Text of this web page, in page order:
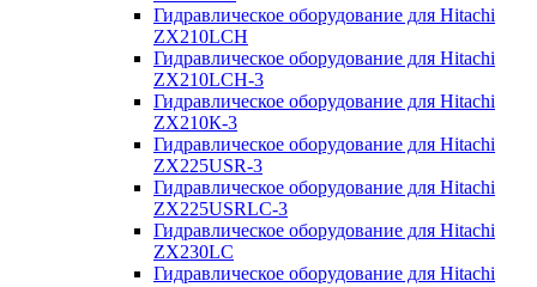
Гидравлическое оборудование для Hitachi
ZX210LCH
Гидравлическое оборудование для Hitachi
ZX210LCH-3
Гидравлическое оборудование для Hitachi
ZX210К-3
Гидравлическое оборудование для Hitachi
ZX225USR-3
Гидравлическое оборудование для Hitachi
ZX225USRLC-3
Гидравлическое оборудование для Hitachi
ZX230LC
Гидравлическое оборудование для Hitachi